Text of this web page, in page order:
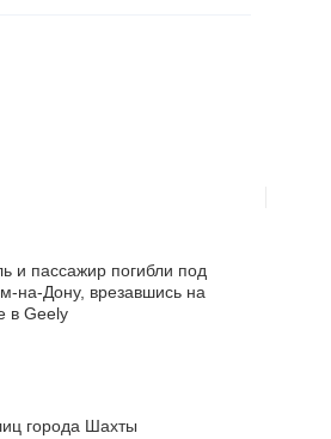
и пассажир погибли под
на-Дону, врезавшись на
в Geely
города Шахты